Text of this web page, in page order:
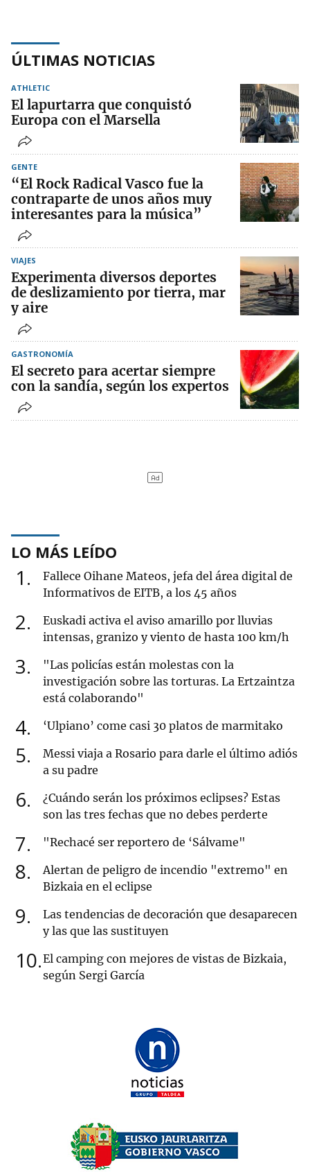
ÚLTIMAS NOTICIAS
ATHLETIC
El lapurtarra que conquistó
Europa con el Marsella
GENTE
“El Rock Radical Vasco fue la
contraparte de unos años muy
interesantes para la música”
VIAJES
Experimenta diversos deportes
de deslizamiento por tierra, mar
y aire
GASTRONOMÍA
El secreto para acertar siempre
con la sandía, según los expertos
LO MÁS LEÍDO
1
Fallece Oihane Mateos, jefa del área digital de
Informativos de EITB, a los 45 años
2
Euskadi activa el aviso amarillo por lluvias
intensas, granizo y viento de hasta 100 km/h
3
"Las policías están molestas con la
investigación sobre las torturas. La Ertzaintza
está colaborando"
4 ‘Ulpiano’ come casi 30 platos de marmitako
5
Messi viaja a Rosario para darle el último adiós
a su padre
6
¿Cuándo serán los próximos eclipses? Estas
son las tres fechas que no debes perderte
7 "Rechacé ser reportero de ‘Sálvame"
8
Alertan de peligro de incendio "extremo" en
Bizkaia en el eclipse
9
Las tendencias de decoración que desaparecen
y las que las sustituyen
10 El camping con mejores de vistas de Bizkaia,
según Sergi García